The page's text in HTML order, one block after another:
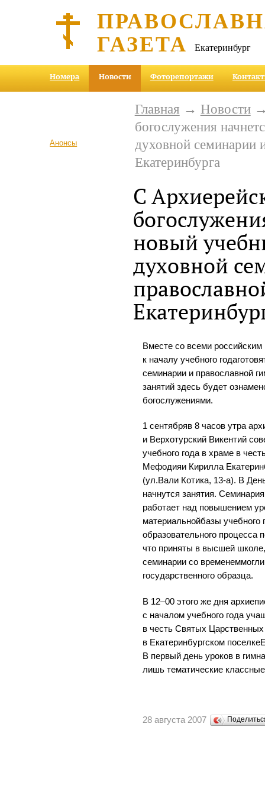
ГАЗЕТА Екатеринбург
Номера Новости Фоторепортажи
Анонсы
Главная → Новости→
богослужения
духовной семинарии
Екатеринбурга
С
новый
духовной
Вместе со всеми
к началу учебного
семинарии и православной
занятий здесь будет
богослужениями.
1 сентябряв 8 часов утра
и Верхотурский Викентий
учебного года в храме в
Мефодияи Кирилла
(ул.Вали Котика, 13-а). В
начнутся занятия.
работает над повышением
материальнойбазы
образовательного процесса
что приняты в высшей
семинарии со
государственного образца.
В 12–00 этого же дня
с началом учебного года
в честь Святых
в Екатеринбургском
В первый день уроков в
лишь тематические
28 августа 2007